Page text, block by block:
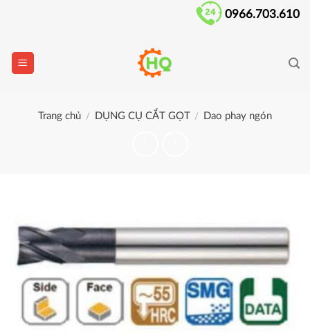
0966.703.610
Trang chủ / DỤNG CỤ CẮT GỌT / Dao phay ngón